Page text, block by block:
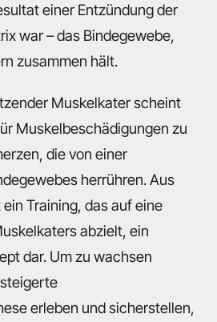
einer Entzündung der
war – das Bindegewebe,
zusammen hält.
Muskelkater scheint
Muskelbeschädigungen zu
die von einer
herrühren. Aus
Training, das auf eine
abzielt, ein
dar. Um zu wachsen
erleben und sicherstellen,